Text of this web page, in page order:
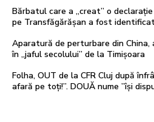
Bărbatul care a „creat” o
pe Transfăgărășan a fost
Aparatură de perturbare din China,
în „jaful secolului” de la Timișoara
Folha, OUT de la CFR Cluj după
afară pe toți!”. DOUĂ nume ”își